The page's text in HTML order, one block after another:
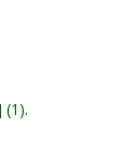
(1).